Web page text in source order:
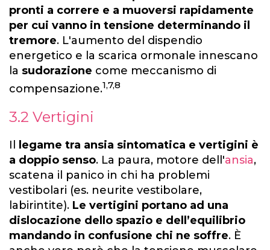
pronti a correre e a muoversi rapidamente
per cui vanno in tensione determinando il
tremore. L'aumento del dispendio
energetico e la scarica ormonale innescano
la sudorazione come meccanismo di
compensazione.1,7,8
3.2 Vertigini
Il legame tra ansia sintomatica e vertigini è
a doppio senso. La paura, motore dell'ansia,
scatena il panico in chi ha problemi
vestibolari (es. neurite vestibolare,
labirintite). Le vertigini portano ad una
dislocazione dello spazio e dell’equilibrio
mandando in confusione chi ne soffre. È